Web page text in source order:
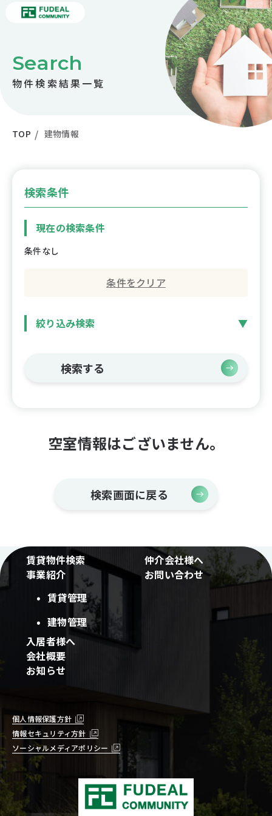
物件検索結果一覧
Search
TOP 建物情報
検索条件
現在の検索条件
条件なし
条件をクリア
絞り込み検索
検索する
空室情報はございません。
検索画面に戻る
賃貸物件検索
事業紹介
賃貸管理
建物管理
入居者様へ
会社概要
お知らせ
仲介会社様へ
お問い合わせ
個人情報保護方針
ソーシャルメディアポリシー
情報セキュリティ方針